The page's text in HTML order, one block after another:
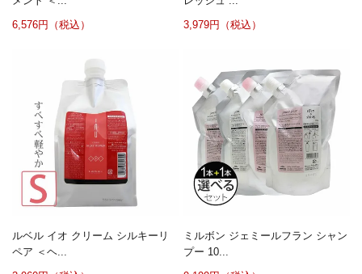
6,576円（税込）
3,979円（税込）
ルベル イオ クリーム シルキーリ
ペア ＜ヘ...
ミルボン ジェミールフラン シャン
プー 10...